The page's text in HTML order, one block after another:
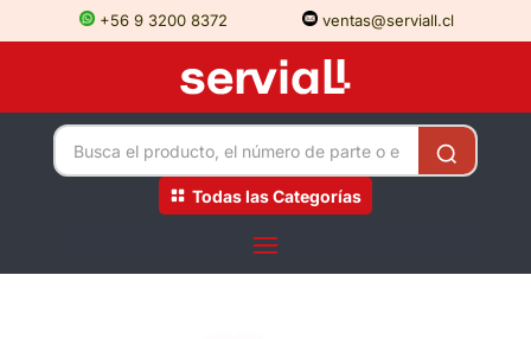
+56 9 3200 8372 ventas@serviall.cl
Todas las Categorías